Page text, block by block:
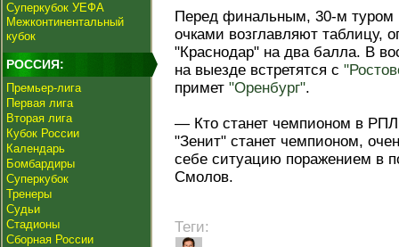
Суперкубок УЕФА
Межконтинентальный
кубок
РОССИЯ:
Премьер-лига
Первая лига
Вторая лига
Кубок России
Календарь
Бомбардиры
Суперкубок
Тренеры
Судьи
Стадионы
Сборная России
Перед финальным, 30-м туром
очками возглавляют таблицу,
"Краснодар" на два балла. В
на выезде встретятся с
примет "Оренбург".
— Кто станет чемпионом в
"Зенит" станет чемпионом,
себе ситуацию поражением в
Смолов.
Теги: